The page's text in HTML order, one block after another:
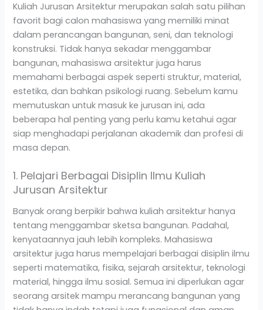
Kuliah Jurusan Arsitektur merupakan salah satu pilihan
favorit bagi calon mahasiswa yang memiliki minat
dalam perancangan bangunan, seni, dan teknologi
konstruksi. Tidak hanya sekadar menggambar
bangunan, mahasiswa arsitektur juga harus
memahami berbagai aspek seperti struktur, material,
estetika, dan bahkan psikologi ruang. Sebelum kamu
memutuskan untuk masuk ke jurusan ini, ada
beberapa hal penting yang perlu kamu ketahui agar
siap menghadapi perjalanan akademik dan profesi di
masa depan.
1. Pelajari Berbagai Disiplin Ilmu Kuliah
Jurusan Arsitektur
Banyak orang berpikir bahwa kuliah arsitektur hanya
tentang menggambar sketsa bangunan. Padahal,
kenyataannya jauh lebih kompleks. Mahasiswa
arsitektur juga harus mempelajari berbagai disiplin ilmu
seperti matematika, fisika, sejarah arsitektur, teknologi
material, hingga ilmu sosial. Semua ini diperlukan agar
seorang arsitek mampu merancang bangunan yang